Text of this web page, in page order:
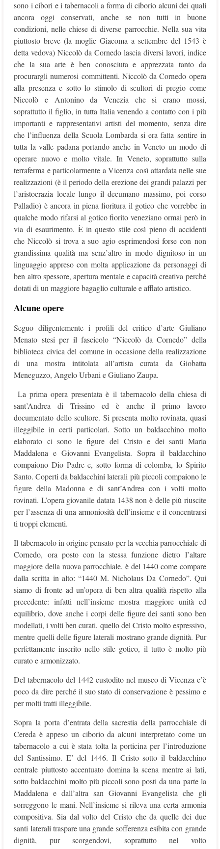
sono i cibori e i tabernacoli a forma di ciborio alcuni dei quali
ancora oggi conservati, anche se non tutti in buone
condizioni, nelle chiese di diverse parrocchie. Nella sua vita
piuttosto breve (la moglie Giacoma a settembre del 1543 è
detta vedova) Niccolò da Cornedo lascia diversi lavori, indice
che la sua arte è ben conosciuta e apprezzata tanto da
procurargli numerosi committenti. Niccolò da Cornedo opera
alla presenza e sotto lo stimolo di scultori di pregio come
Niccolò e Antonino da Venezia che si erano mossi,
soprattutto il figlio, in tutta Italia venendo a contatto con i più
importanti e rappresentativi artisti del momento, senza dire
che l’influenza della Scuola Lombarda si era fatta sentire in
tutta la valle padana portando anche in Veneto un modo di
operare nuovo e molto vitale. In Veneto, soprattutto sulla
terraferma e particolarmente a Vicenza così attardata nelle sue
realizzazioni (è il periodo della erezione dei grandi palazzi per
l’aristocrazia locale lungo il decumano massimo, poi corso
Palladio) è ancora in piena fioritura il gotico che vorrebbe in
qualche modo rifarsi al gotico fiorito veneziano ormai però in
via di esaurimento. È in questo stile così pieno di accidenti
che Niccolò si trova a suo agio esprimendosi forse con non
grandissima qualità ma senz’altro in modo dignitoso in un
linguaggio appreso con molta applicazione da personaggi di
ben altro spessore, apertura mentale e capacità creativa perché
dotati di un maggiore bagaglio culturale e afflato artistico.
Alcune opere
Seguo diligentemente i profili del critico d’arte Giuliano
Menato stesi per il fascicolo “Niccolò da Cornedo” della
biblioteca civica del comune in occasione della realizzazione
di una mostra intitolata all’artista curata da Giobatta
Meneguzzo, Angelo Urbani e Giuliano Zaupa.
La prima opera presentata è il tabernacolo della chiesa di
sant’Andrea di Trissino ed è anche il primo lavoro
documentato dello scultore. Si presenta molto rovinata, quasi
illeggibile in certi particolari. Sotto un baldacchino molto
elaborato ci sono le figure del Cristo e dei santi Maria
Maddalena e Giovanni Evangelista. Sopra il baldacchino
compaiono Dio Padre e, sotto forma di colomba, lo Spirito
Santo. Coperti da baldacchini laterali più piccoli compaiono le
figure della Madonna e di sant’Andrea con i volti molto
rovinati. L’opera giovanile datata 1438 non è delle più riuscite
per l’assenza di una armoniosità dell’insieme e il concentrarsi
ti troppi elementi.
Il tabernacolo in origine pensato per la vecchia parrocchiale di
Cornedo, ora posto con la stessa funzione dietro l’altare
maggiore della nuova parrocchiale, è del 1440 come compare
dalla scritta in alto: “1440 M. Nicholaus Da Cornedo”. Qui
siamo di fronte ad un’opera di ben altra qualità rispetto alla
precedente: infatti nell’insieme mostra maggiore unità ed
equilibrio, dove anche i corpi delle figure dei santi sono ben
modellati, i volti ben curati, quello del Cristo molto espressivo,
mentre quelli delle figure laterali mostrano grande dignità. Pur
perfettamente inserito nello stile gotico, il tutto è molto più
curato e armonizzato.
Del tabernacolo del 1442 custodito nel museo di Vicenza c’è
poco da dire perché il suo stato di conservazione è pessimo e
per molti tratti illeggibile.
Sopra la porta d’entrata della sacrestia della parrocchiale di
Cereda è appeso un ciborio da alcuni interpretato come un
tabernacolo a cui è stata tolta la porticina per l’introduzione
del Santissimo. E’ del 1446. Il Cristo sotto il baldacchino
centrale piuttosto accentuato domina la scena mentre ai lati,
sotto baldacchini molto più piccoli sono posti da una parte la
Maddalena e dall’altra san Giovanni Evangelista che gli
sorreggono le mani. Nell’insieme si rileva una certa armonia
compositiva. Sia dal volto del Cristo che da quelle dei due
santi laterali traspare una grande sofferenza esibita con grande
dignità, pur scorgendovi, soprattutto nel volto